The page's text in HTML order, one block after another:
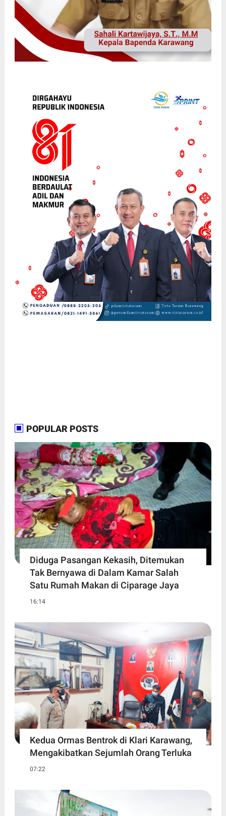
POPULAR POSTS
Diduga Pasangan Kekasih, Ditemukan
Tak Bernyawa di Dalam Kamar Salah
Satu Rumah Makan di Ciparage Jaya
16:14
Kedua Ormas Bentrok di Klari Karawang,
Mengakibatkan Sejumlah Orang Terluka
07:22